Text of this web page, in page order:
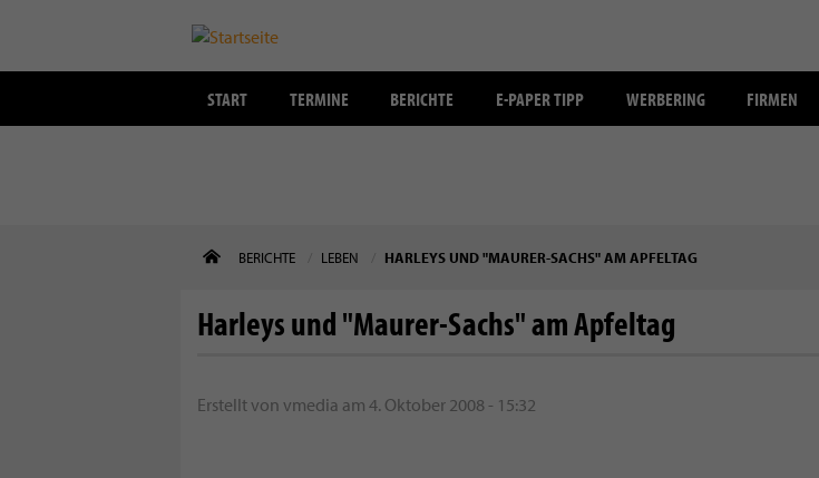
START TERMINE BERICHTE E-PAPER TIPP WERBERING FIRMEN
BERICHTE LEBEN HARLEYS UND "MAURER-SACHS" AM APFELTAG
Harleys und "Maurer-Sachs" am Apfeltag
Erstellt von vmedia am 4. Oktober 2008 - 15:32